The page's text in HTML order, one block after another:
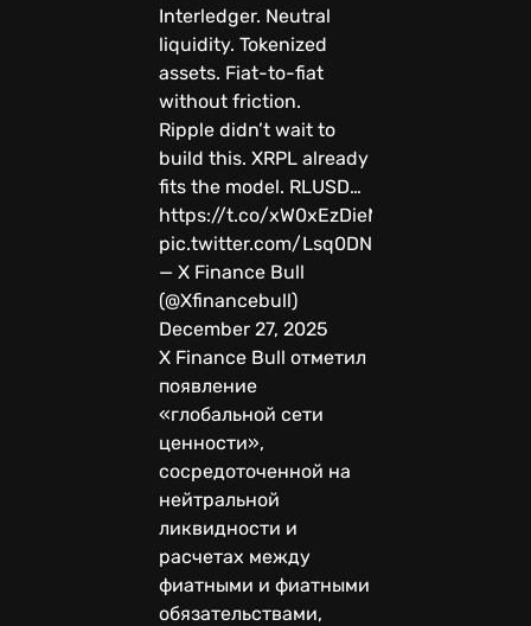
Interledger. Neutral
liquidity. Tokenized
assets. Fiat-to-fiat
without friction.
Ripple didn’t wait to
build this. XRPL already
fits the model. RLUSD…
https://t.co/xW0xEzDieM
pic.twitter.com/Lsq0DNG9Mk
— X Finance Bull
(@Xfinancebull)
December 27, 2025
X Finance Bull отметил
появление
«глобальной сети
ценности»,
сосредоточенной на
нейтральной
ликвидности и
расчетах между
фиатными и фиатными
обязательствами,